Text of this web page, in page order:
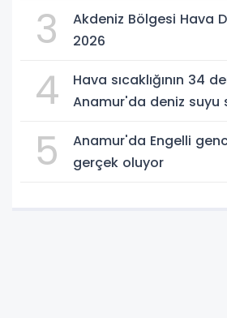
3
Akdeniz Bölgesi Hava
2026
4
Hava sıcaklığının 34
Anamur'da deniz suyu
5
Anamur'da Engelli
gerçek oluyor